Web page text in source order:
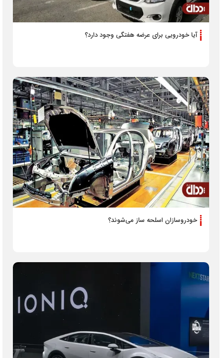
آیا خودرویی برای عرضه هفتگی وجود دارد؟
خودروسازان اسلحه ساز می‌شوند؟